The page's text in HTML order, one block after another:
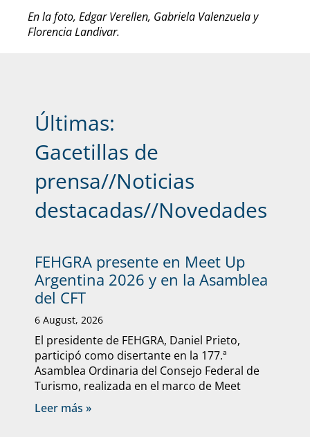
En la foto, Edgar Verellen, Gabriela Valenzuela y
Florencia Landivar.
Últimas:
Gacetillas de
prensa//Noticias
destacadas//Novedades
FEHGRA presente en Meet Up
Argentina 2026 y en la Asamblea
del CFT
6 August, 2026
El presidente de FEHGRA, Daniel Prieto,
participó como disertante en la 177.ª
Asamblea Ordinaria del Consejo Federal de
Turismo, realizada en el marco de Meet
Leer más »